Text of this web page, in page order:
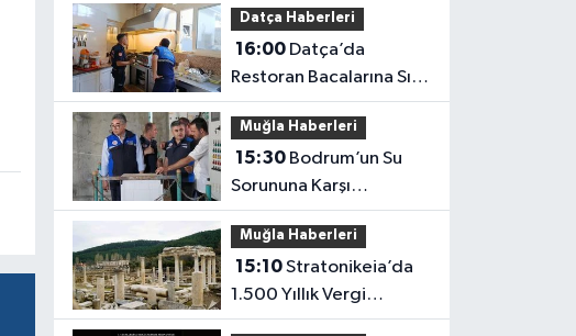
Datça Haberleri
16:00Datça’da
Restoran Bacalarına Sıkı
Denetim
Muğla Haberleri
15:30Bodrum’un Su
Sorununa Karşı
Yatırımlar Sürüyor
Muğla Haberleri
15:10Stratonikeia’da
1.500 Yıllık Vergi
Usulsüzlüğü Ortaya